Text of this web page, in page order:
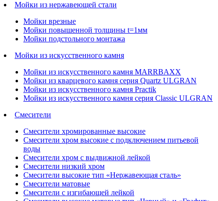
Мойки из нержавеющей стали
Мойки врезные
Мойки повышенной толщины t=1мм
Мойки подстольного монтажа
Мойки из искусственного камня
Мойки из искусственного камня MARRBAXX
Мойки из кварцевого камня серия Quartz ULGRAN
Мойки из искусственного камня Practik
Мойки из искусственного камня серия Classic ULGRAN
Смесители
Смесители хромированные высокие
Смесители хром высокие с подключением питьевой
воды
Смесители хром с выдвижной лейкой
Смесители низкий хром
Смесители высокие тип «Нержавеющая сталь»
Смесители матовые
Смесители с изгибающей лейкой